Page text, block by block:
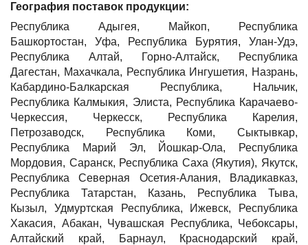
География поставок продукции:
Республика Адыгея, Майкоп, Республика
Башкортостан, Уфа, Республика Бурятия, Улан-Удэ,
Республика Алтай, Горно-Алтайск, Республика
Дагестан, Махачкала, Республика Ингушетия, Назрань,
Кабардино-Балкарская Республика, Нальчик,
Республика Калмыкия, Элиста, Республика Карачаево-
Черкессия, Черкесск, Республика Карелия,
Петрозаводск, Республика Коми, Сыктывкар,
Республика Марий Эл, Йошкар-Ола, Республика
Мордовия, Саранск, Республика Саха (Якутия), Якутск,
Республика Северная Осетия-Алания, Владикавказ,
Республика Татарстан, Казань, Республика Тыва,
Кызыл, Удмуртская Республика, Ижевск, Республика
Хакасия, Абакан, Чувашская Республика, Чебоксары,
Алтайский край, Барнаул, Краснодарский край,